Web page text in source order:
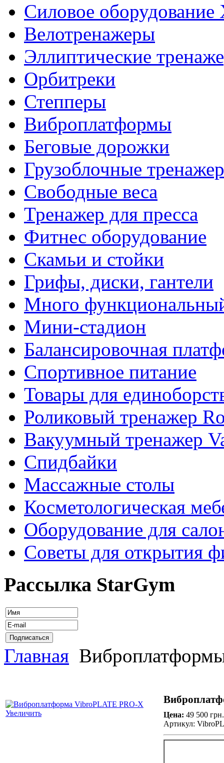
Силовое оборудование
Велотренажеры
Эллиптические
Орбитреки
Степперы
Виброплатформы
Беговые дорожки
Грузоблочные
Свободные веса
Тренажер для пресса
Фитнес оборудование
Скамьи и стойки
Грифы, диски, гантели
Много
Мини-стадион
Балансировочная
Спортивное питание
Товары для
Роликовый тренажер
Вакуумный тренажер
Спидбайки
Массажные столы
Косметологическая
Оборудование для
Советы для открытия
Рассылка StarGym
Главная
Увеличить Цена: 49 500 грн.
Артикул: